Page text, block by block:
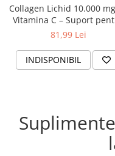
Collagen Lichid 10.000
Vitamina C – Suport
Piele, Articulații și
81,99 Lei
INDISPONIBIL